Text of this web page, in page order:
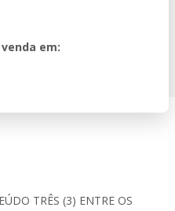
em:
TRÊS (3) ENTRE OS